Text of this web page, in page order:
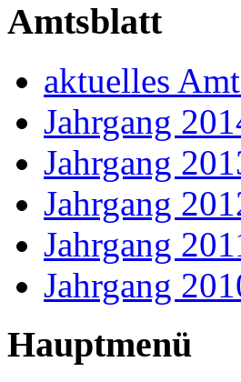
Amtsblatt
aktuelles
Jahrgang
Jahrgang
Jahrgang
Jahrgang
Jahrgang
Hauptmenü